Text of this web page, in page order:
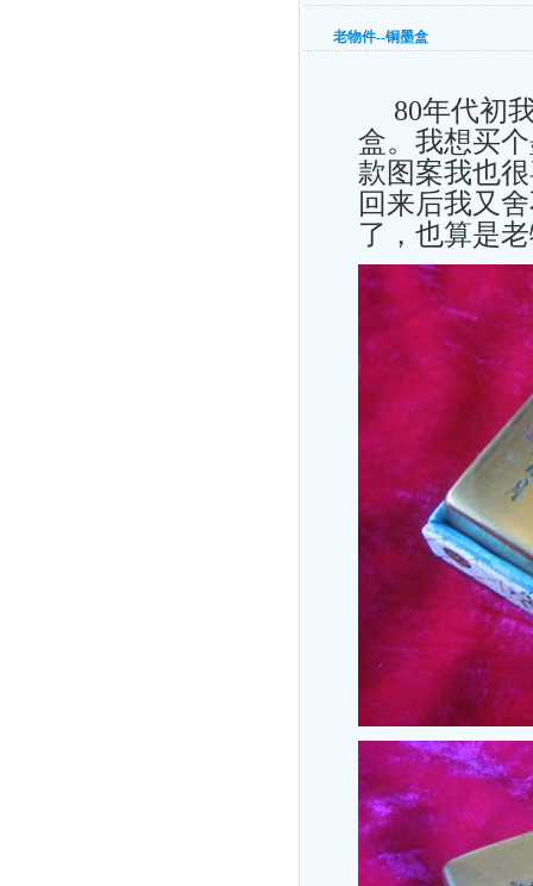
老物件--铜墨盒
80年代初我
盒。我想买
款图案我也
回来后我又
了，也算是